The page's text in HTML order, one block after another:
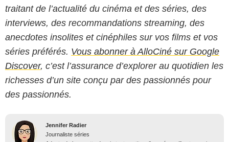
traitant de l’actualité du cinéma et des séries, des
interviews, des recommandations streaming, des
anecdotes insolites et cinéphiles sur vos films et vos
séries préférés. Vous abonner à AlloCiné sur Google
Discover, c’est l’assurance d’explorer au quotidien les
richesses d’un site conçu par des passionnés pour
des passionnés.
Jennifer Radier
Journaliste séries